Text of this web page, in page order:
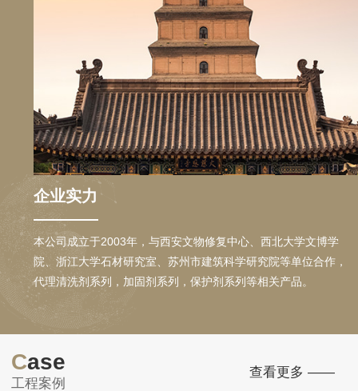
企业实力
本公司成立于2003年，与西安文物修复中心、西北大学文博学
院、浙江大学石材研究室、苏州市建筑科学研究院等单位合作，
代理清洗剂系列，加固剂系列，保护剂系列等相关产品。
Case
工程案例
查看更多 ——